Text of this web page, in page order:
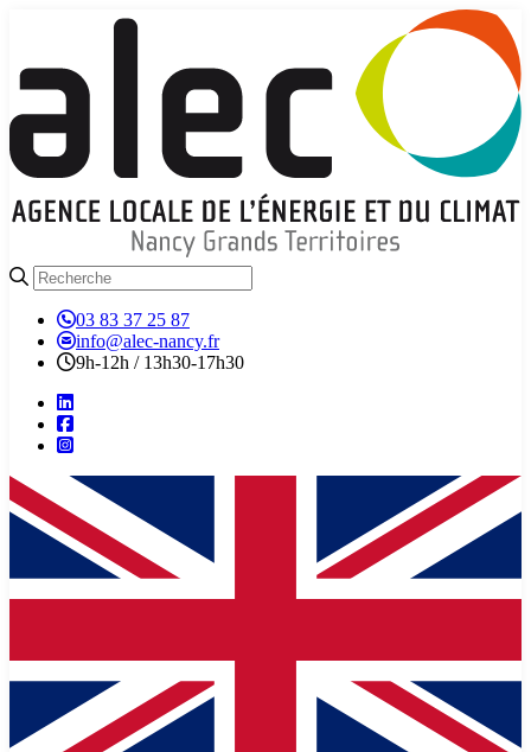
03 83 37 25 87
info@alec-nancy.fr
9h-12h / 13h30-17h30